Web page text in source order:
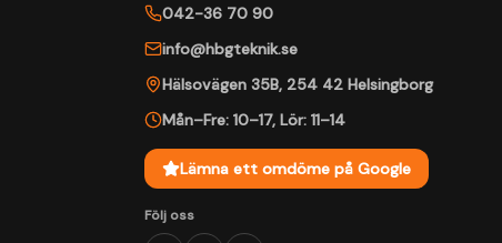
042-36 70 90
info@hbgteknik.se
Hälsovägen 35B, 254 42 Helsingborg
Mån–Fre: 10–17, Lör: 11–14
Lämna ett omdöme på Google
Följ oss